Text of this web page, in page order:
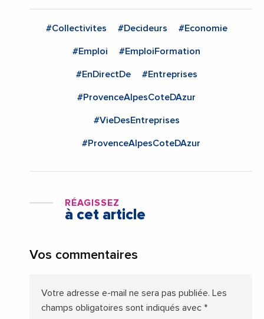
#Collectivites #Decideurs #Economie
#Emploi #EmploiFormation
#EnDirectDe #Entreprises
#ProvenceAlpesCoteDAzur
#VieDesEntreprises
#ProvenceAlpesCoteDAzur
RÉAGISSEZ
à cet article
Vos commentaires
Votre adresse e-mail ne sera pas publiée. Les
champs obligatoires sont indiqués avec *